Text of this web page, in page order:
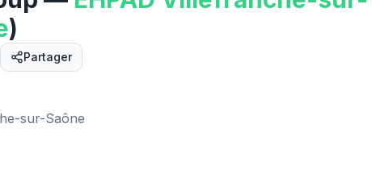
)
Partager
sur-Saône